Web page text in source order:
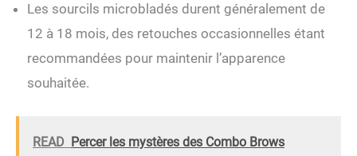
Les sourcils microbladés durent généralement de
12 à 18 mois, des retouches occasionnelles étant
recommandées pour maintenir l’apparence
souhaitée.
READ Percer les mystères des Combo Brows